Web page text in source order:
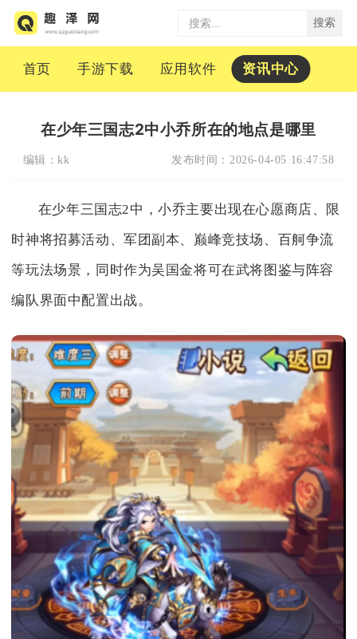
搜索
首页 手游下载 应用软件 资讯中心
在少年三国志2中小乔所在的地点是哪里
编辑：kk 发布时间： 2026-04-05 16:47:58
在少年三国志2中，小乔主要出现在心愿商店、限
时神将招募活动、军团副本、巅峰竞技场、百舸争流
等玩法场景，同时作为吴国金将可在武将图鉴与阵容
编队界面中配置出战。